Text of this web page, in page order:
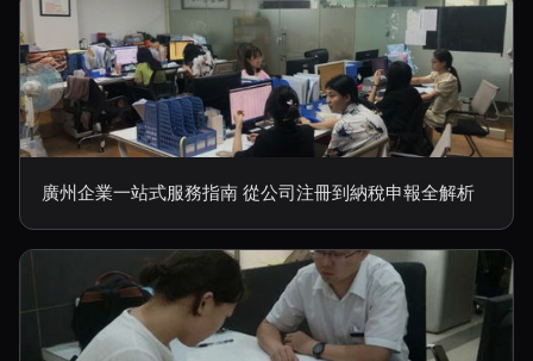
廣州企業一站式服務指南 從公司注冊到納稅申報全解析